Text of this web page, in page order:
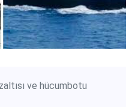
ve hücumbotu